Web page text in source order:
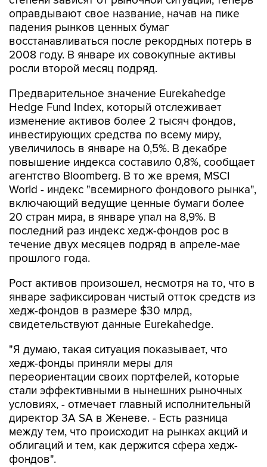
оправдывают свое название, начав на пике
падения рынков ценных бумаг
восстанавливаться после рекордных потерь в
2008 году. В январе их совокупные активы
росли второй месяц подряд.
Предварительное значение Eurekahedge
Hedge Fund Index, который отслеживает
изменение активов более 2 тысяч фондов,
инвестирующих средства по всему миру,
увеличилось в январе на 0,5%. В декабре
повышение индекса составило 0,8%, сообщает
агентство Bloomberg. В то же время, MSCI
World - индекс "всемирного фондового рынка",
включающий ведущие ценные бумаги более
20 стран мира, в январе упал на 8,9%. В
последний раз индекс хедж-фондов рос в
течение двух месяцев подряд в апреле-мае
прошлого года.
Рост активов произошел, несмотря на то, что в
январе зафиксирован чистый отток средств из
хедж-фондов в размере $30 млрд,
свидетельствуют данные Eurekahedge.
"Я думаю, такая ситуация показывает, что
хедж-фонды приняли меры для
переориентации своих портфелей, которые
стали эффективными в нынешних рыночных
условиях, - отмечает главный исполнительный
директор 3A SA в Женеве. - Есть разница
между тем, что происходит на рынках акций и
облигаций и тем, как держится сфера хедж-
фондов".